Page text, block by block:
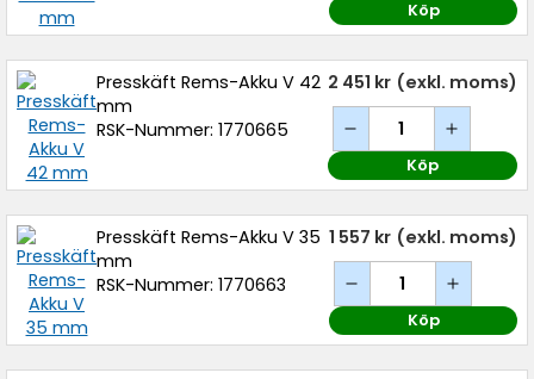
Köp
Presskäft Rems-Akku V 42
mm
RSK-Nummer: 1770665
2 451 kr (exkl. moms)
Köp
Presskäft Rems-Akku V 35
mm
RSK-Nummer: 1770663
1 557 kr (exkl. moms)
Köp